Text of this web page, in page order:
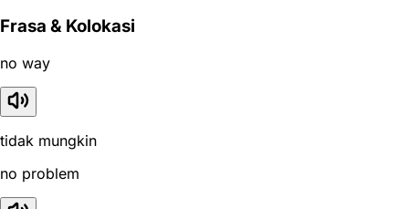
Frasa & Kolokasi
no way
tidak mungkin
no problem